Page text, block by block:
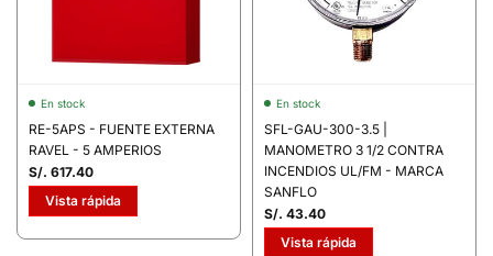
En stock
RE-5APS - FUENTE EXTERNA
RAVEL - 5 AMPERIOS
S/. 617.40
Vista rápida
En stock
SFL-GAU-300-3.5 |
MANOMETRO 3 1/2 CONTRA
INCENDIOS UL/FM - MARCA
SANFLO
S/. 43.40
Vista rápida